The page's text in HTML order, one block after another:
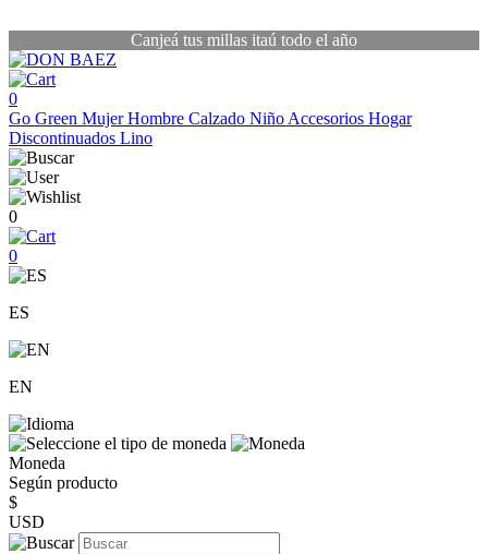
Canjeá tus millas itaú todo el año
0
Go Green MujerHombre Calzado Niño Accesorios Hogar
Discontinuados Lino
0
0
ES
EN
Moneda
Según producto
$
USD